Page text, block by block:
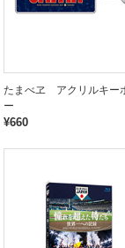
たまべヱ アクリルキー
ー
¥660